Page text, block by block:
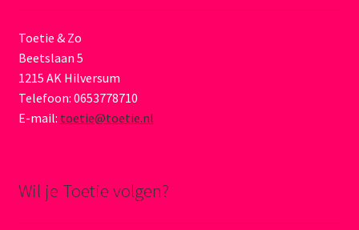
Toetie & Zo
Beetslaan 5
1215 AK Hilversum
Telefoon: 0653778710
E-mail: toetie@toetie.nl
Wil je Toetie volgen?